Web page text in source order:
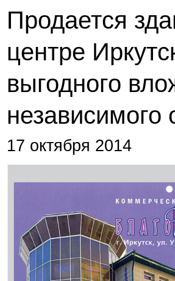
Продается
центре
выгодного
17 октября 2014